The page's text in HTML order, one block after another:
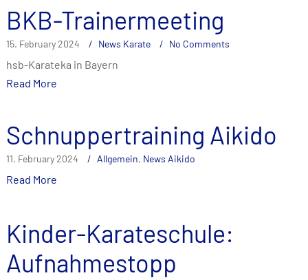
BKB-Trainermeeting
15. February 2024 News Karate No Comments
hsb-Karateka in Bayern
Read More
Schnuppertraining Aikido
11. February 2024 Allgemein, News Aikido
Read More
Kinder-Karateschule:
Aufnahmestopp